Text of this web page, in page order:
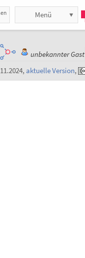
Menü
unbekannter Gast
, aktuelle Version,